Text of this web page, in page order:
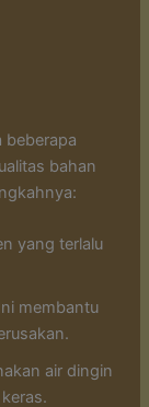
beberapa
bahan
yang terlalu
membantu
air dingin